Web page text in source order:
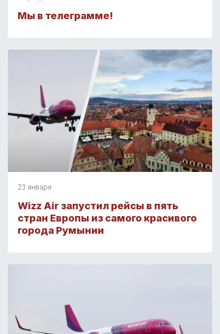
Мы в телеграмме!
23 января
Wizz Air запустил рейсы в пять
стран Европы из самого красивого
города Румынии